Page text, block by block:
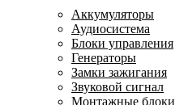
Аккумуляторы
Аудиосистема
Блоки управления
Генераторы
Замки зажигания
Звуковой сигнал
Монтажные блоки